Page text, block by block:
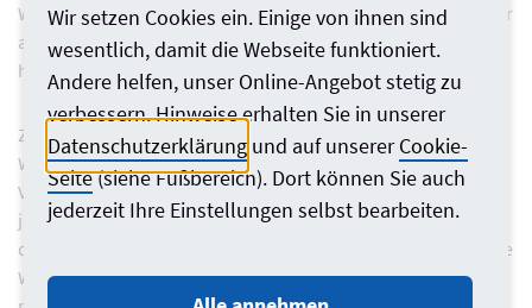
Wertungsdokumentation vertraulich zu behandeln – und zwar
ausdrücklich auch über das Ende des Vergabeverfahrens
hinaus.
Zwar muss der Auftraggeber Angebote und
Wertungsunterlagen auch nach Abschluss des
Vergabeverfahrens vertraulich behandeln. Entscheidend ist
jedoch der Zweck der Regelung: Sie schützt Unternehmen
davor, dass ihre Unterlagen gegenüber Dritten – insbesondere
Wettbewerbern – offengelegt werden. Dieser Schutz greift
Wir setzen Cookies ein. Einige von ihnen sind
wesentlich, damit die Webseite funktioniert.
Andere helfen, unser Online-Angebot stetig zu
verbessern. Hinweise erhalten Sie in unserer
Datenschutzerklärung und auf unsererCookie-
Seite(siehe Fußbereich). Dort können Sie auch
jederzeit Ihre Einstellungen selbst bearbeiten.